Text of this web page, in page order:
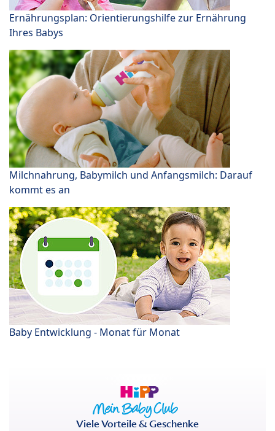
Ernährungsplan: Orientierungshilfe zur Ernährung
Ihres Babys
Milchnahrung, Babymilch und Anfangsmilch: Darauf
kommt es an
Baby Entwicklung - Monat für Monat
Viele Vorteile & Geschenke